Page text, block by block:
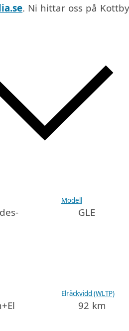
. Ni hittar oss på
Modell
GLE
Elräckvidd (WLTP)
92 km